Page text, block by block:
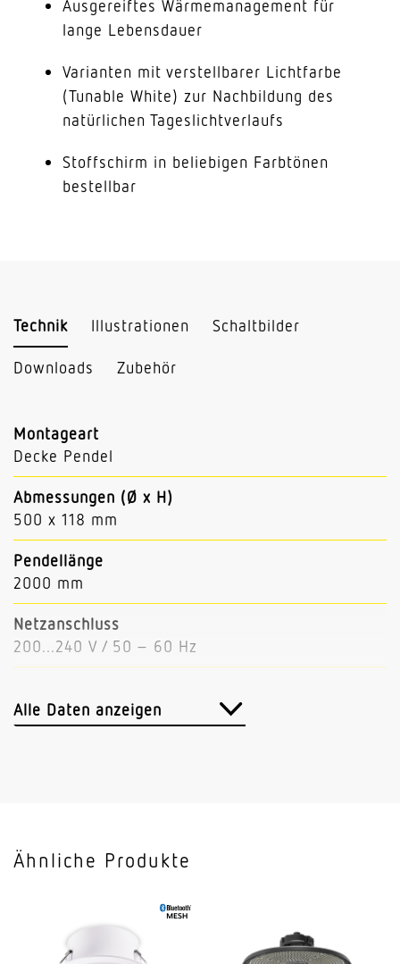
Ausgereiftes Wärmemanagement für
lange Lebensdauer
Varianten mit verstellbarer Lichtfarbe
(Tunable White) zur Nachbildung des
natürlichen Tageslichtverlaufs
Stoffschirm in beliebigen Farbtönen
bestellbar
Technik Illustrationen Schaltbilder
Downloads Zubehör
Montageart
Decke Pendel
Abmessungen (Ø x H)
500 x 118 mm
Pendellänge
2000 mm
Netzanschluss
200...240 V / 50 – 60 Hz
43 W
Mit Lichtsensor
Alle Daten anzeigen
Ähnliche Produkte